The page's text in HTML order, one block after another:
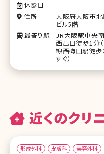
休診日
住所
大阪府大阪市
ビル5階
最寄り駅
JR大阪駅中央
西出口徒歩1分
線西梅田駅徒歩
すぐ）
近くのクリ
形成外科 皮膚科 美容外科